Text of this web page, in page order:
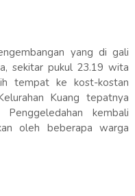
yang di gali
sekitar pukul 23.19 wita
tempat ke kost-kostan
Kuang tepatnya
kembali
oleh beberapa warga